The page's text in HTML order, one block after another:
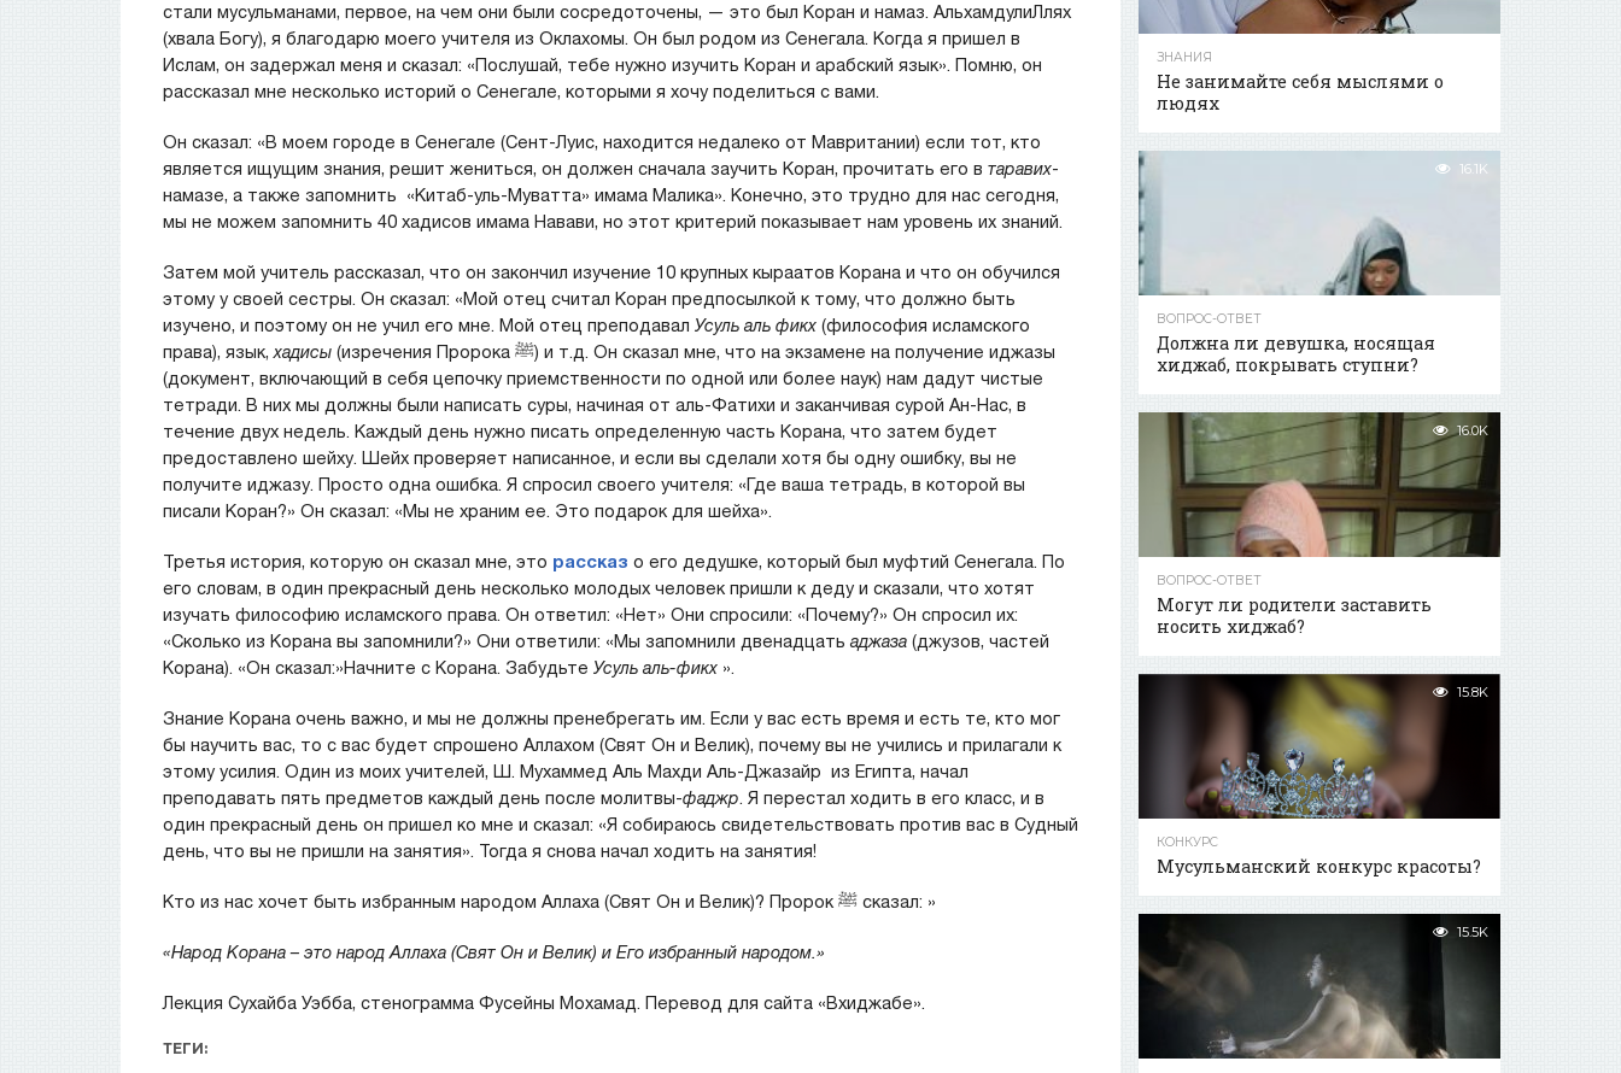
стали мусульманами, первое, на чем они были сосредоточены, — это был Коран и намаз. АльхамдулиЛлях
(хвала Богу), я благодарю моего учителя из Оклахомы. Он был родом из Сенегала. Когда я пришел в
Ислам, он задержал меня и сказал: «Послушай, тебе нужно изучить Коран и арабский язык». Помню, он
рассказал мне несколько историй о Сенегале, которыми я хочу поделиться с вами.
Он сказал: «В моем городе в Сенегале (Сент-Луис, находится недалеко от Мавритании) если тот, кто
является ищущим знания, решит жениться, он должен сначала заучить Коран, прочитать его в таравих-
намазе, а также запомнить «Китаб-уль-Муватта» имама Малика». Конечно, это трудно для нас сегодня,
мы не можем запомнить 40 хадисов имама Навави, но этот критерий показывает нам уровень их знаний.
Затем мой учитель рассказал, что он закончил изучение 10 крупных кыраатов Корана и что он обучился
этому у своей сестры. Он сказал: «Мой отец считал Коран предпосылкой к тому, что должно быть
изучено, и поэтому он не учил его мне. Мой отец преподавал Усуль аль фикх(философия исламского
права), язык,хадисы (изречения Пророка ﷺ) и т.д. Он сказал мне, что на экзамене на получение иджазы
(документ, включающий в себя цепочку приемственности по одной или более наук) нам дадут чистые
тетради. В них мы должны были написать суры, начиная от аль-Фатихи и заканчивая сурой Ан-Нас, в
течение двух недель. Каждый день нужно писать определенную часть Корана, что затем будет
предоставлено шейху. Шейх проверяет написанное, и если вы сделали хотя бы одну ошибку, вы не
получите иджазу. Просто одна ошибка. Я спросил своего учителя: «Где ваша тетрадь, в которой вы
писали Коран?» Он сказал: «Мы не храним ее. Это подарок для шейха».
Третья история, которую он сказал мне, это рассказ о его дедушке, который был муфтий Сенегала. По
его словам, в один прекрасный день несколько молодых человек пришли к деду и сказали, что хотят
изучать философию исламского права. Он ответил: «Нет» Они спросили: «Почему?» Он спросил их:
«Сколько из Корана вы запомнили?» Они ответили: «Мы запомнили двенадцать аджаза(джузов, частей
Корана). «Он сказал:»Начните с Корана. Забудьте Усуль аль-фикх».
Знание Корана очень важно, и мы не должны пренебрегать им. Если у вас есть время и есть те, кто мог
бы научить вас, то с вас будет спрошено Аллахом (Свят Он и Велик), почему вы не учились и прилагали к
этому усилия. Один из моих учителей, Ш. Мухаммед Аль Махди Аль-Джазайр из Египта, начал
преподавать пять предметов каждый день после молитвы-фаджр. Я перестал ходить в его класс, и в
один прекрасный день он пришел ко мне и сказал: «Я собираюсь свидетельствовать против вас в Судный
день, что вы не пришли на занятия». Тогда я снова начал ходить на занятия!
Кто из нас хочет быть избранным народом Аллаха (Свят Он и Велик)? Пророк ﷺ сказал: »
«Народ Корана – это народ Аллаха (Свят Он и Велик) и Его избранный народом.»
Лекция Сухайба Уэбба, стенограмма Фусейны Мохамад. Перевод для сайта «Вхиджабе».
ТЕГИ:
ЗНАНИЯ
Не занимайте себя мыслями о
людях
16.1K
ВОПРОС-ОТВЕТ
Должна ли девушка, носящая
хиджаб, покрывать ступни?
16.0K
ВОПРОС-ОТВЕТ
Могут ли родители заставить
носить хиджаб?
15.8K
КОНКУРС
Мусульманский конкурс красоты?
15.5K